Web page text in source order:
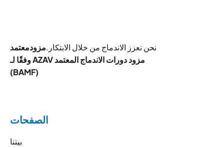
نحن نعزز الاندماج من خلال الابتكار.مزودمعتمد
وفقًا لـ AZAV مزود دورات الاندماج المعتمد
(BAMF)
الصفحات
بيتنا